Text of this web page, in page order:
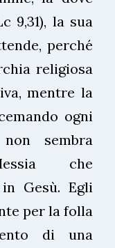
9,31), la sua
perché
religiosa
mentre la
ogni
sembra
che
Gesù. Egli
per la folla
di una